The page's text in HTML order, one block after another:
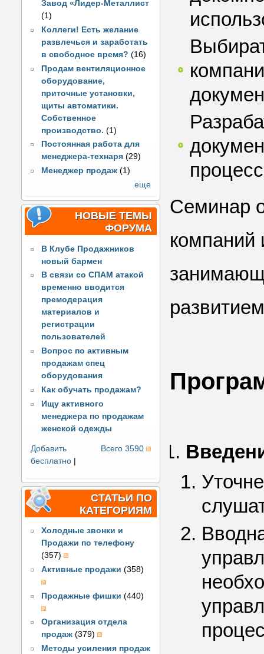
Завод «Лидер-Металлист
(1)
Коллеги! Есть желание
развлечься и заработать
в свободное время? (16)
Продам вентиляционное
оборудование,
приточные установки,
щиты автоматики.
Собственное
производство. (1)
Постоянная работа для
менеджера-технаря (29)
Менеджер продаж (1)
еще
НОВЫЕ ТЕМЫ
ФОРУМА
В Клубе Продажников
новый бармен
В связи со СПАМ атакой
временно вводится
премодерация
материалов и
регистрации
пользователей
Вопрос по активным
продажам спец
оборудования
Как обучать продажам?
Ищу активного
менеджера по продажам
женской одежды
Всего 3590
Добавить
бесплатно |
СТАТЬИ ПО
КАТЕГОРИЯМ
Холодные звонки и
Продажи по телефону
(357)
Активные продажи (358)
Продажные фишки (440)
Организация отдела
продаж (379)
Методы усиления продаж
Семинар
компаний